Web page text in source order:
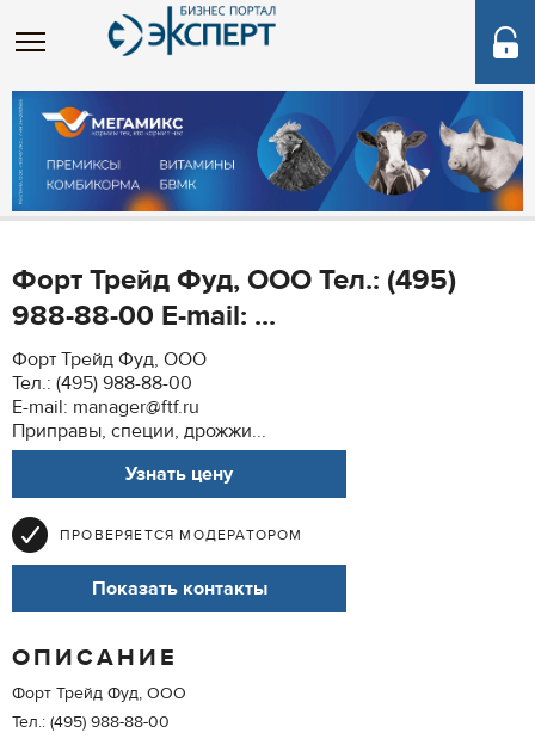
Форт Трейд Фуд, ООО Тел.: (495)
988-88-00 E-mail: ...
Форт Трейд Фуд, ООО
Тел.: (495) 988-88-00
E-mail: manager@ftf.ru
Приправы, специи, дрожжи...
Узнать цену
ПРОВЕРЯЕТСЯ МОДЕРАТОРОМ
Показать контакты
ОПИСАНИЕ
Форт Трейд Фуд, ООО
Тел.: (495) 988-88-00